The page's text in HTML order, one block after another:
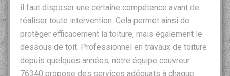
il faut disposer une certaine compétence avant de
réaliser toute intervention. Cela permet ainsi de
protéger efficacement la toiture, mais également le
dessous de toit. Professionnel en travaux de toiture
depuis quelques années, notre équipe couvreur
76340 propose des services adéquats à chaque